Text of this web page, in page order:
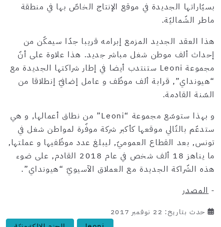
بسيّاراتها الجديدة في موقع الإنتاج الخاصّ بها في منطقة
ماطر الشّماليّة.
هذا العقد الجديد المزمع إبرامه قريبا جدّا سيمكّن من
إحداث ألف موطن شغل مباشر جديد. هذا علاوة على أنّ
مجموعة Leoni ستنتدب أيضا في إطار شراكتها الجديدة مع
“هيونداي”, قرابة ألف موظّف و عامل إضافيّ إنطلاقا من
السّنة القادمة.
و بهذا ستوسّع مجموعة “Leoni” من نطاق أعمالها, و هي
ستدعّم بالتّالي موقعها كأكبر شركة موفّرة لمواطن شغل في
تونس, بعد القطاع العموميّ, ليبلغ عدد موظّفيها و عملتها,
ما يناهز 18 ألف شخص في عام 2018 القادم, على ضوء
هذه الشّراكة الجديدة مع العملاق الآسيويّ “هيونداي”.
- المصدر
حدث بتاريخ: 22 نوفمبر 2017